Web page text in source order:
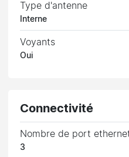
Type d'antenne
Interne
Voyants
Oui
Connectivité
Nombre de port
3